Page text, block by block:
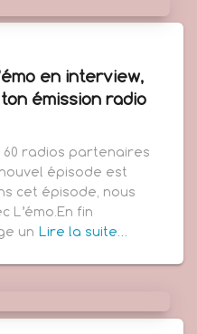
en interview,
émission radio
radios partenaires
épisode est
cet épisode, nous
L’émo.En fin
un Lire la suite…